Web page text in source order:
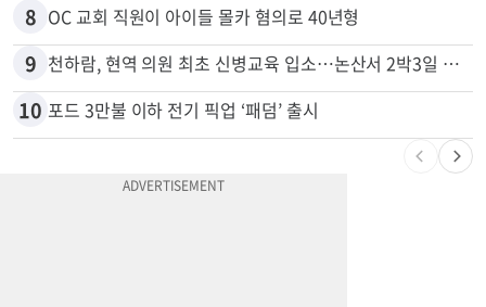
8 OC 교회 직원이 아이들 몰카 혐의로 40년형
9 천하람, 현역 의원 최초 신병교육 입소…논산서 2박3일 생활
10 포드 3만불 이하 전기 픽업 ‘패덤’ 출시